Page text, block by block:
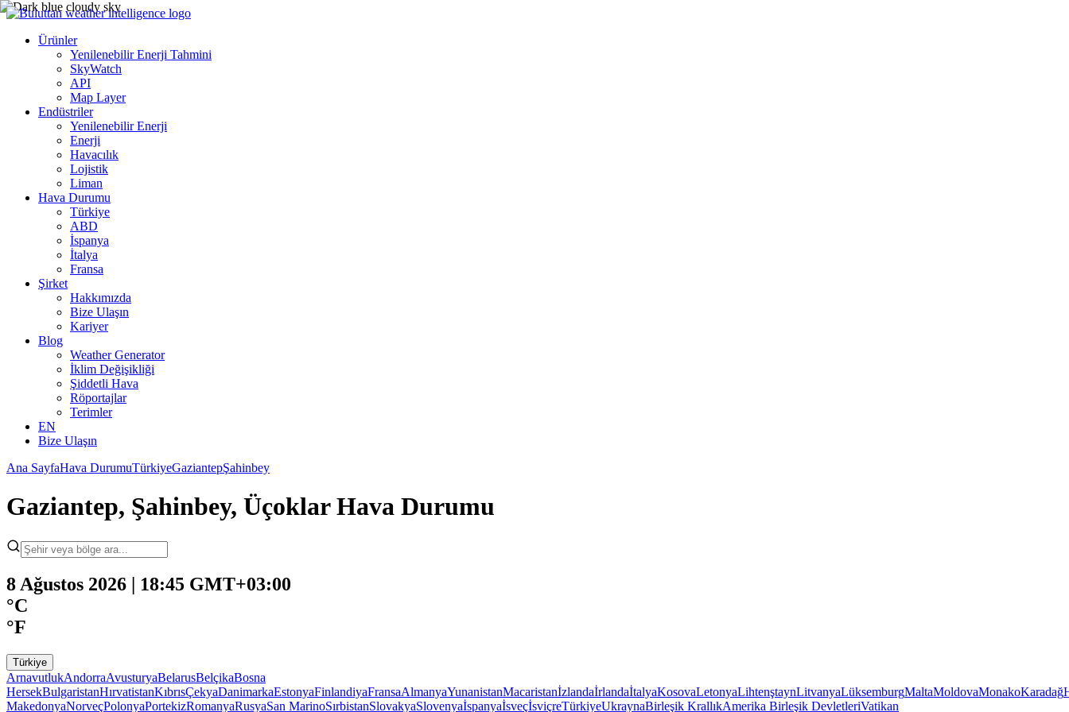
Ürünler
Yenilenebilir Enerji Tahmini
SkyWatch
API
Map Layer
Endüstriler
Yenilenebilir Enerji
Enerji
Havacılık
Lojistik
Liman
Hava Durumu
Türkiye
ABD
İspanya
İtalya
Fransa
Şirket
Hakkımızda
Bize Ulaşın
Kariyer
Blog
Weather Generator
İklim Değişikliği
Şiddetli Hava
Röportajlar
Terimler
EN
Bize Ulaşın
Ana SayfaHava DurumuTürkiyeGaziantepŞahinbey
Gaziantep, Şahinbey, Üçoklar Hava Durumu
8 Ağustos 2026 | 18:45 GMT+03:00
°C
°F
Türkiye
ArnavutlukAndorraAvusturyaBelarusBelçikaBosna
HersekBulgaristanHırvatistanKıbrısÇekyaDanimarkaEstonyaFinlandiyaFransaAlmanyaYunanistanMacaristanİzlandaİrlandaİtalyaKosovaLetonyaLihtenştaynLitvanyaLüksemburgMaltaMoldovaMonakoKaradağ
MakedonyaNorveçPolonyaPortekizRomanyaRusyaSan MarinoSırbistanSlovakyaSlovenyaİspanyaİsveçİsviçreTürkiyeUkraynaBirleşik KrallıkAmerika Birleşik DevletleriVatikan